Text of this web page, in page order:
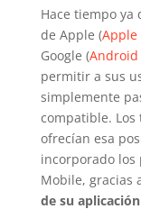
Hace tiempo ya
de Apple (Apple
Google (Android
permitir a sus
simplemente
compatible.
ofrecían esa
incorporado los
Mobile, gracias
de su